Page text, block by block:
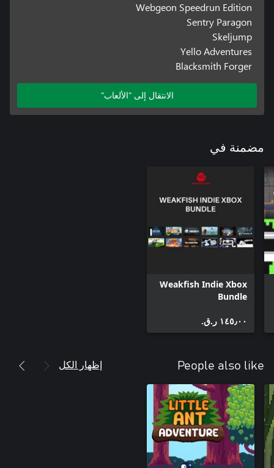
Webgeon Speedrun Edition
Sentry Paragon
Skeljump
Yello Adventures
Blacksmith Forger
الانتقال إلى "الألعاب"
مضمنة في
Weakfish Indie Xbox
Bundle
١٤٥٫٠٠ ر.ق.‏
People also like إظهار الكل